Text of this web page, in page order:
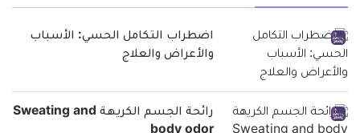
اضطراب التكامل الحسي: الأسباب
والأعراض والعلاج
رائحة الجسم الكريهة Sweating and